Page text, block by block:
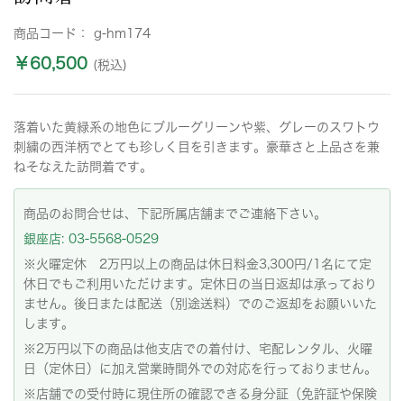
商品コード： g-hm174
￥60,500 (税込)
落着いた黄緑系の地色にブルーグリーンや紫、グレーのスワトウ
刺繍の西洋柄でとても珍しく目を引きます。豪華さと上品さを兼
ねそなえた訪問着です。
商品のお問合せは、下記所属店舗までご連絡下さい。
銀座店: 03-5568-0529
※火曜定休 2万円以上の商品は休日料金3,300円/1名にて定
休日でもご利用いただけます。定休日の当日返却は承っており
ません。後日または配送（別途送料）でのご返却をお願いいた
します。
※2万円以下の商品は他支店での着付け、宅配レンタル、火曜
日（定休日）に加え営業時間外での対応を行っておりません。
※店舗での受付時に現住所の確認できる身分証（免許証や保険